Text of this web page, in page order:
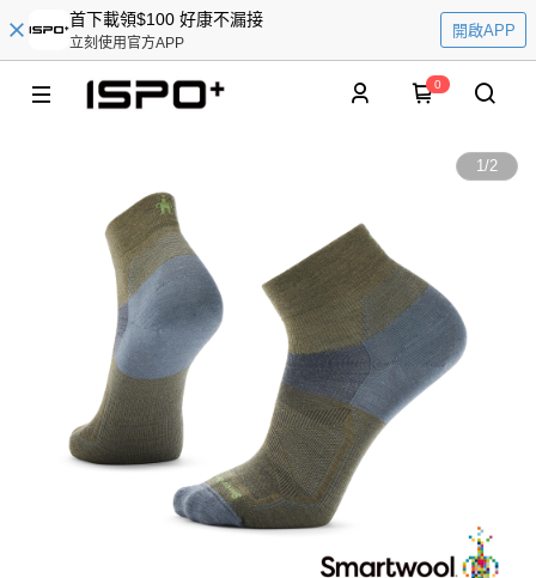
首下載領$100 好康不漏接
立刻使用官方APP
開啟APP
0
1/2